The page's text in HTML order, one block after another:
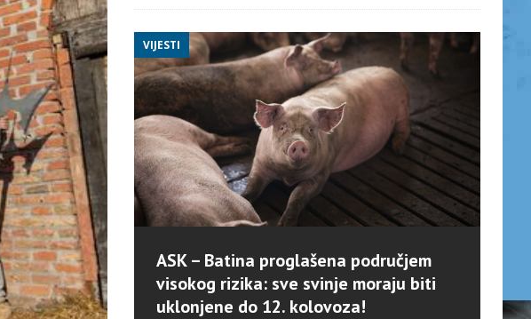
VIJESTI
ASK – Batina proglašena područjem
visokog rizika: sve svinje moraju biti
uklonjene do 12. kolovoza!